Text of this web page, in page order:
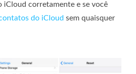
iCloud corretamente e se você
do iCloud sem quaisquer